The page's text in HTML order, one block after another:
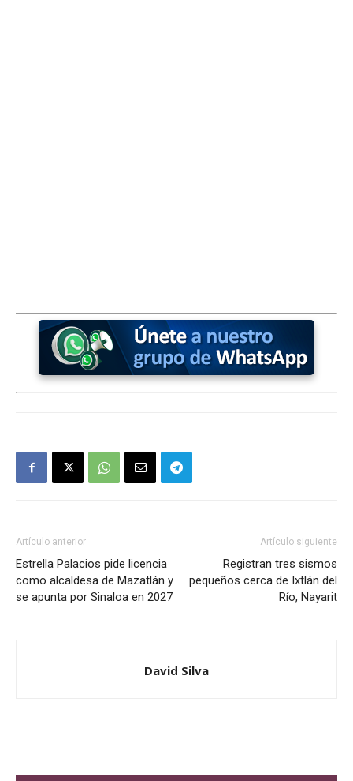
Artículo anterior
Estrella Palacios pide licencia
como alcaldesa de Mazatlán y
se apunta por Sinaloa en 2027
Artículo siguiente
Registran tres sismos
pequeños cerca de Ixtlán del
Río, Nayarit
David Silva